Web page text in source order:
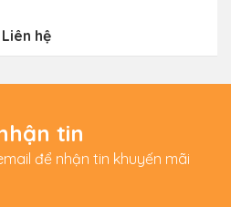
Liên hệ
tin
để nhận tin khuyến mãi